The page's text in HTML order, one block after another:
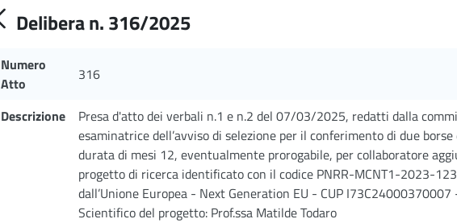
Delibera n. 316/2025
Numero
Atto
316
Descrizione
Presa d'atto dei verbali n.1 e n.2 del 07/03/2025, redatti dalla
esaminatrice dell’avviso di selezione per il conferimento di due
durata di mesi 12, eventualmente prorogabile, per collaboratore
progetto di ricerca identificato con il codice PNRR-MCNT1-2023-
dall’Unione Europea - Next Generation EU - CUP I73C24000370007
Scientifico del progetto: Prof.ssa Matilde Todaro